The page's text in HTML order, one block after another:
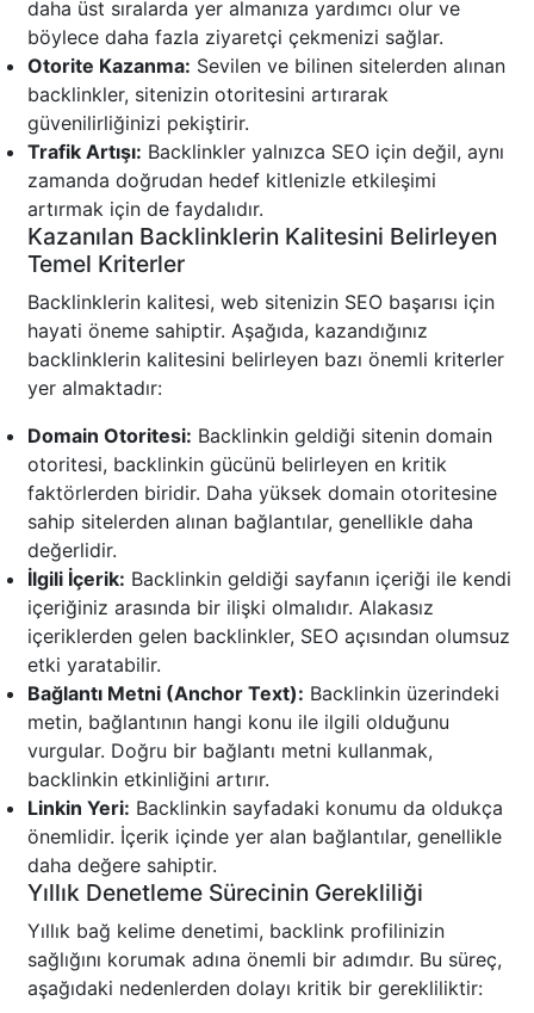
daha üst sıralarda yer almanıza yardımcı olur ve
böylece daha fazla ziyaretçi çekmenizi sağlar.
Otorite Kazanma: Sevilen ve bilinen sitelerden alınan
backlinkler, sitenizin otoritesini artırarak
güvenilirliğinizi pekiştirir.
Trafik Artışı: Backlinkler yalnızca SEO için değil, aynı
zamanda doğrudan hedef kitlenizle etkileşimi
artırmak için de faydalıdır.
Kazanılan Backlinklerin Kalitesini Belirleyen
Temel Kriterler
Backlinklerin kalitesi, web sitenizin SEO başarısı için
hayati öneme sahiptir. Aşağıda, kazandığınız
backlinklerin kalitesini belirleyen bazı önemli kriterler
yer almaktadır:
Domain Otoritesi: Backlinkin geldiği sitenin domain
otoritesi, backlinkin gücünü belirleyen en kritik
faktörlerden biridir. Daha yüksek domain otoritesine
sahip sitelerden alınan bağlantılar, genellikle daha
değerlidir.
İlgili İçerik: Backlinkin geldiği sayfanın içeriği ile kendi
içeriğiniz arasında bir ilişki olmalıdır. Alakasız
içeriklerden gelen backlinkler, SEO açısından olumsuz
etki yaratabilir.
Bağlantı Metni (Anchor Text): Backlinkin üzerindeki
metin, bağlantının hangi konu ile ilgili olduğunu
vurgular. Doğru bir bağlantı metni kullanmak,
backlinkin etkinliğini artırır.
Linkin Yeri: Backlinkin sayfadaki konumu da oldukça
önemlidir. İçerik içinde yer alan bağlantılar, genellikle
daha değere sahiptir.
Yıllık Denetleme Sürecinin Gerekliliği
Yıllık bağ kelime denetimi, backlink profilinizin
sağlığını korumak adına önemli bir adımdır. Bu süreç,
aşağıdaki nedenlerden dolayı kritik bir gerekliliktir: